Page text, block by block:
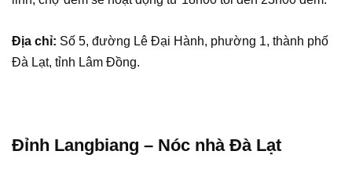
Địa chỉ: Số 5, đường Lê Đại Hành, phường 1, thành phố
Đà Lạt, tỉnh Lâm Đồng.
Đỉnh Langbiang – Nóc nhà Đà Lạt